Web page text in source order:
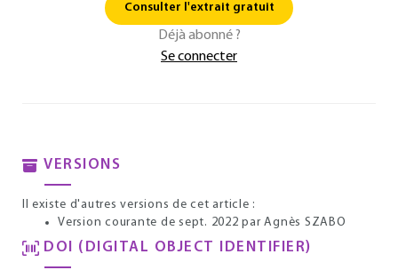
Consulter l'extrait gratuit
Déjà abonné ?
Se connecter
VERSIONS
Il existe d'autres versions de cet article :
Version courante de sept. 2022 par Agnès SZABO
DOI (DIGITAL OBJECT IDENTIFIER)